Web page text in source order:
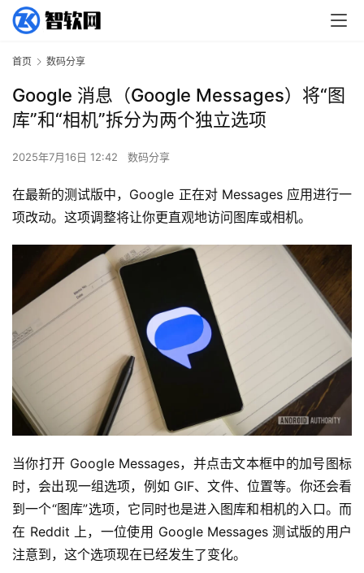
首页 数码分享
Google 消息（Google Messages）将“图
库”和“相机”拆分为两个独立选项
2025年7月16日 12:42 数码分享
在最新的测试版中，Google 正在对 Messages 应用进行一
项改动。这项调整将让你更直观地访问图库或相机。
当你打开 Google Messages，并点击文本框中的加号图标
时，会出现一组选项，例如 GIF、文件、位置等。你还会看
到一个“图库”选项，它同时也是进入图库和相机的入口。而
在 Reddit 上，一位使用 Google Messages 测试版的用户
注意到，这个选项现在已经发生了变化。